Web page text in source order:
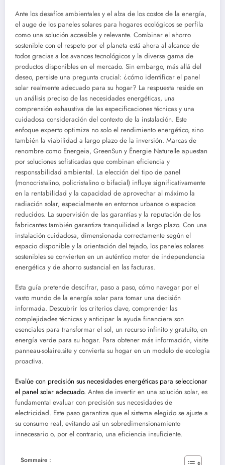
Ante los desafíos ambientales y el alza de los costos de la energía,
el auge de los paneles solares para hogares ecológicos se perfila
como una solución accesible y relevante. Combinar el ahorro
sostenible con el respeto por el planeta está ahora al alcance de
todos gracias a los avances tecnológicos y la diversa gama de
productos disponibles en el mercado. Sin embargo, más allá del
deseo, persiste una pregunta crucial: ¿cómo identificar el panel
solar realmente adecuado para su hogar? La respuesta reside en
un análisis preciso de las necesidades energéticas, una
comprensión exhaustiva de las especificaciones técnicas y una
cuidadosa consideración del contexto de la instalación. Este
enfoque experto optimiza no solo el rendimiento energético, sino
también la viabilidad a largo plazo de la inversión. Marcas de
renombre como Energeia, GreenSun y Énergie Naturelle apuestan
por soluciones sofisticadas que combinan eficiencia y
responsabilidad ambiental. La elección del tipo de panel
(monocristalino, policristalino o bifacial) influye significativamente
en la rentabilidad y la capacidad de aprovechar al máximo la
radiación solar, especialmente en entornos urbanos o espacios
reducidos. La supervisión de las garantías y la reputación de los
fabricantes también garantiza tranquilidad a largo plazo. Con una
instalación cuidadosa, dimensionada correctamente según el
espacio disponible y la orientación del tejado, los paneles solares
sostenibles se convierten en un auténtico motor de independencia
energética y de ahorro sustancial en las facturas.
Esta guía pretende descifrar, paso a paso, cómo navegar por el
vasto mundo de la energía solar para tomar una decisión
informada. Descubrir los criterios clave, comprender las
complejidades técnicas y anticipar la ayuda financiera son
esenciales para transformar el sol, un recurso infinito y gratuito, en
energía verde para su hogar. Para obtener más información, visite
panneau-solaire.site y convierta su hogar en un modelo de ecología
proactiva.
Evalúe con precisión sus necesidades energéticas para seleccionar
el panel solar adecuado. Antes de invertir en una solución solar, es
fundamental evaluar con precisión sus necesidades de
electricidad. Este paso garantiza que el sistema elegido se ajuste a
su consumo real, evitando así un sobredimensionamiento
innecesario o, por el contrario, una eficiencia insuficiente.
Sommaire :